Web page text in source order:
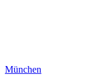
München